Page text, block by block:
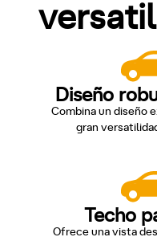
Diseño
Combina un diseño
gran
Techo
Ofrece una vista